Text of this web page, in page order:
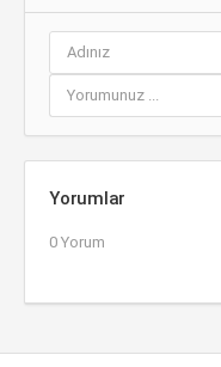
Yorumlar
0 Yorum